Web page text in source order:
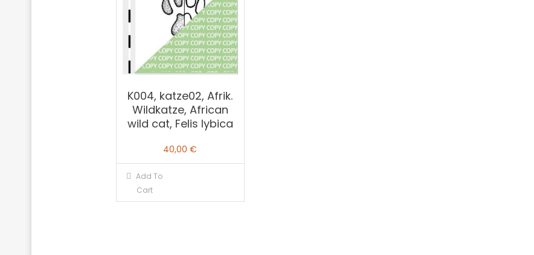
K004, katze02, Afrik.
Wildkatze, African
wild cat, Felis lybica
40,00€
Add To
Cart